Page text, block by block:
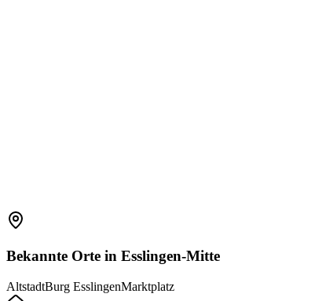
Bekannte Orte in Esslingen-Mitte
AltstadtBurg EsslingenMarktplatz